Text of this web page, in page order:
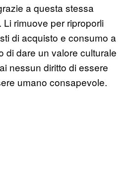
a questa stessa
rimuove per riproporli
di acquisto e consumo a
di dare un valore culturale
nessun diritto di essere
umano consapevole.